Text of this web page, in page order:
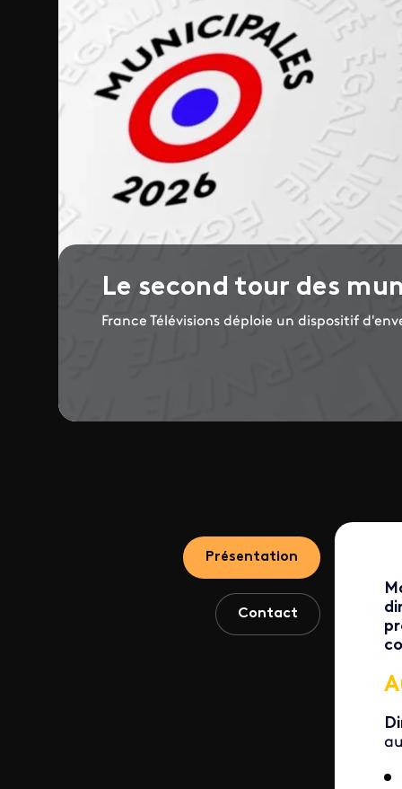
Le second tour des
France Télévisions déploie un dispositif
Présentation
Contact